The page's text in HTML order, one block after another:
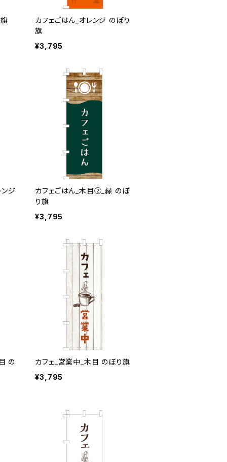
カフェごはん_オレンジ のぼり
旗
¥3,795
ジ
カフェごはん_木目②_緑 のぼ
り旗
¥3,795
の
カフェ_営業中_木目 のぼり旗
¥3,795